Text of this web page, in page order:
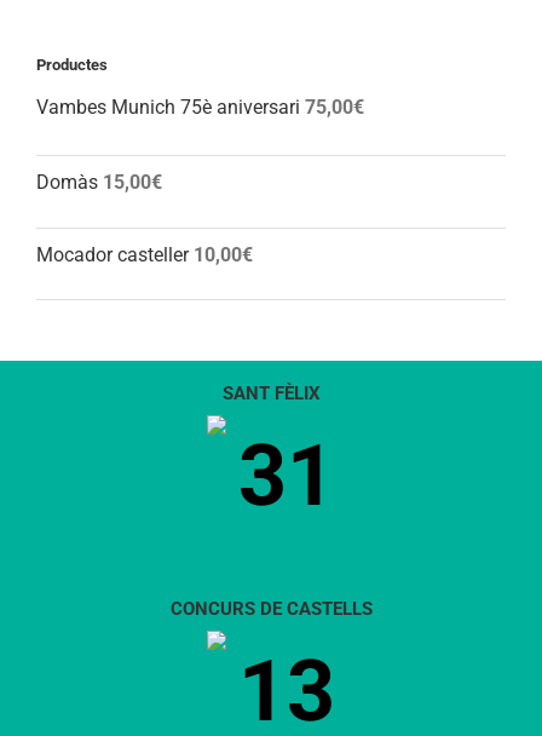
Productes
Vambes Munich 75è aniversari 75,00€
Domàs 15,00€
Mocador casteller 10,00€
SANT FÈLIX
31
CONCURS DE CASTELLS
13